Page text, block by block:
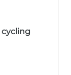
cycling